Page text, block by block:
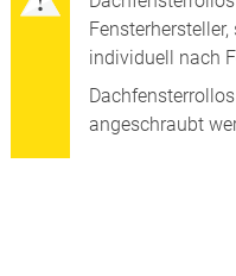
individuell nach
angeschraubt